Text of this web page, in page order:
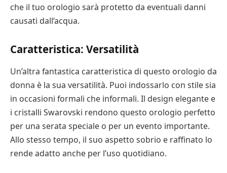
che il tuo orologio sarà protetto da eventuali danni
causati dall’acqua.
Caratteristica: Versatilità
Un’altra fantastica caratteristica di questo orologio da
donna è la sua versatilità. Puoi indossarlo con stile sia
in occasioni formali che informali. Il design elegante e
i cristalli Swarovski rendono questo orologio perfetto
per una serata speciale o per un evento importante.
Allo stesso tempo, il suo aspetto sobrio e raffinato lo
rende adatto anche per l’uso quotidiano.